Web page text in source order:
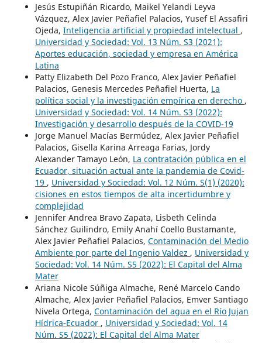
Jesús Estupiñán Ricardo, Maikel Yelandi Leyva
Vázquez, Alex Javier Peñafiel Palacios, Yusef El Assafiri
Ojeda, Inteligencia artificial y propiedad intelectual ,
Universidad y Sociedad: Vol. 13 Núm. S3 (2021):
Aportes educación, sociedad y empresa en América
Latina
Patty Elizabeth Del Pozo Franco, Alex Javier Peñafiel
Palacios, Genesis Mercedes Peñafiel Huerta, La
política social y la investigación empírica en derecho ,
Universidad y Sociedad: Vol. 14 Núm. S3 (2022):
Investigación y desarrollo después de la COVID-19
Jorge Manuel Macías Bermúdez, Alex Javier Peñafiel
Palacios, Gisella Karina Arreaga Farias, Jordy
Alexander Tamayo León, La contratación pública en el
Ecuador, situación actual ante la pandemia de Covid-
19 , Universidad y Sociedad: Vol. 12 Núm. S(1) (2020):
cisiones en estos tiempos de alta incertidumbre y
complejidad
Jennifer Andrea Bravo Zapata, Lisbeth Celinda
Sánchez Guilindro, Emily Anahí Coello Bustamante,
Alex Javier Peñafiel Palacios, Contaminación del Medio
Ambiente por parte del Ingenio Valdez , Universidad y
Sociedad: Vol. 14 Núm. S5 (2022): El Capital del Alma
Mater
Ariana Nicole Súñiga Almache, René Marcelo Cando
Almache, Alex Javier Peñafiel Palacios, Emver Santiago
Nivela Ortega, Contaminación del agua en el Río Jujan
Hídrica-Ecuador , Universidad y Sociedad: Vol. 14
Núm. S5 (2022): El Capital del Alma Mater